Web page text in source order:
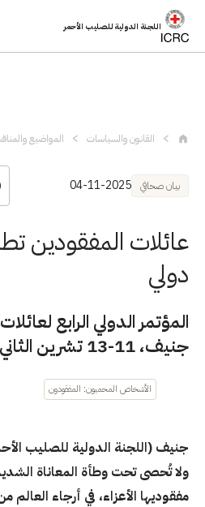
اللجنة الدولية للصليب الأحمر
القانون والسياسات المواضيع
بيان صحافي 04-11-2025
عائلات المفقودين
دولي
المؤتمر الدولي الرابع
جنيف، 11-13 تشرين الثاني/نوفمبر 2025
الأشخاص المحميون: المفقودون
جنيف (اللجنة الدولية للصليب
ولا تُحصى تحت وطأة المعاناة
مفقوديها الأعزاء، في أرجاء العالم